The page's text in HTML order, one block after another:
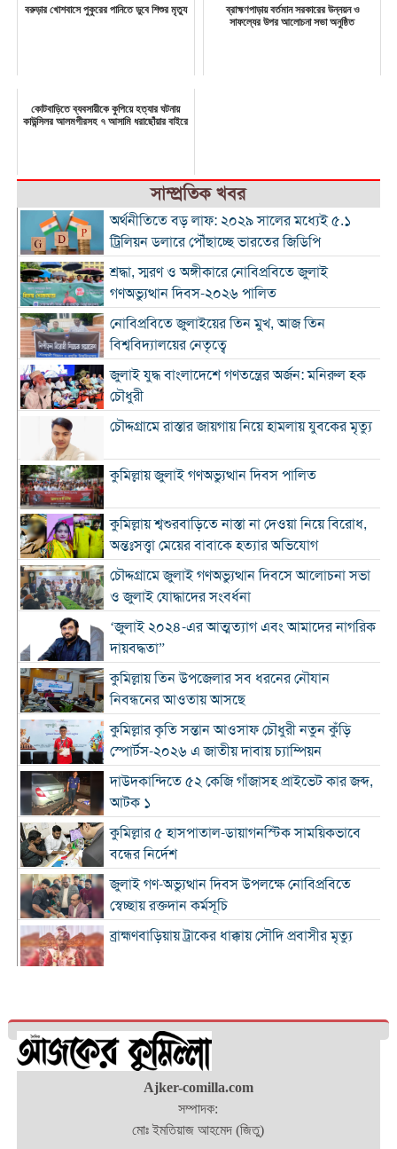
বরুড়ার খোশবাসে পুকুরের পানিতে ডুবে শিশুর মৃত্যু
ব্রাহ্মণপাড়ায় বর্তমান সরকারের উন্নয়ন ও
সাফল্যের উপর আলোচনা সভা অনুষ্ঠিত
কোটবাড়িতে ব্যবসায়ীকে কুপিয়ে হত্যার ঘটনায়
কাউন্সিলর আলমগীরসহ ৭ আসামি ধরাছোঁয়ার বাইরে
সাম্প্রতিক খবর
অর্থনীতিতে বড় লাফ: ২০২৯ সালের মধ্যেই ৫.১
ট্রিলিয়ন ডলারে পৌঁছাচ্ছে ভারতের জিডিপি
শ্রদ্ধা, স্মরণ ও অঙ্গীকারে নোবিপ্রবিতে জুলাই
গণঅভ্যুত্থান দিবস-২০২৬ পালিত
নোবিপ্রবিতে জুলাইয়ের তিন মুখ, আজ তিন
বিশ্ববিদ্যালয়ের নেতৃত্বে
জুলাই যুদ্ধ বাংলাদেশে গণতন্ত্রের অর্জন: মনিরুল হক
চৌধুরী
চৌদ্দগ্রামে রাস্তার জায়গায় নিয়ে হামলায় যুবকের মৃত্যু
কুমিল্লায় জুলাই গণঅভ্যুত্থান দিবস পালিত
কুমিল্লায় শ্বশুরবাড়িতে নাস্তা না দেওয়া নিয়ে বিরোধ,
অন্তঃসত্ত্বা মেয়ের বাবাকে হত্যার অভিযোগ
চৌদ্দগ্রামে জুলাই গণঅভ্যুত্থান দিবসে আলোচনা সভা
ও জুলাই যোদ্ধাদের সংবর্ধনা
‘জুলাই ২০২৪-এর আত্মত্যাগ এবং আমাদের নাগরিক
দায়বদ্ধতা”
কুমিল্লায় তিন উপজেলার সব ধরনের নৌযান
নিবন্ধনের আওতায় আসছে
কুমিল্লার কৃতি সন্তান আওসাফ চৌধুরী নতুন কুঁড়ি
স্পোর্টস-২০২৬ এ জাতীয় দাবায় চ্যাম্পিয়ন
দাউদকান্দিতে ৫২ কেজি গাঁজাসহ প্রাইভেট কার জব্দ,
আটক ১
কুমিল্লার ৫ হাসপাতাল-ডায়াগনস্টিক সাময়িকভাবে
বন্ধের নির্দেশ
জুলাই গণ-অভ্যুত্থান দিবস উপলক্ষে নোবিপ্রবিতে
স্বেচ্ছায় রক্তদান কর্মসূচি
ব্রাহ্মণবাড়িয়ায় ট্রাকের ধাক্কায় সৌদি প্রবাসীর মৃত্যু
দাউদকান্দিতে পুলিশের অভিযানে গ্রেপ্তার ৩
কুমিল্লায় বিপুল মাদক ধ্বংস, দুই মাসে ২৫টি
পুশইনের চেষ্টা প্রতিহত করেছে বিজিবি
১১ প্রতিষ্ঠানে নেতৃত্ব বদল, প্রশাসন সংস্কারের বার্তা
Ajker-comilla.com
সম্পাদক:
মোঃ ইমতিয়াজ আহমেদ (জিতু)